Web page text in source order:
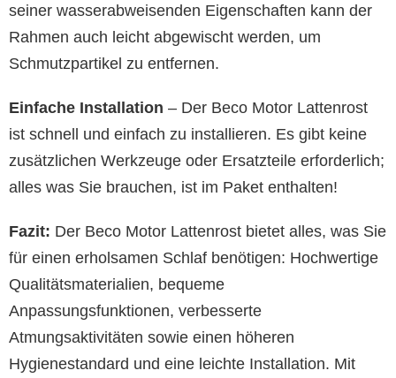
seiner wasserabweisenden Eigenschaften kann der
Rahmen auch leicht abgewischt werden, um
Schmutzpartikel zu entfernen.
Einfache Installation – Der Beco Motor Lattenrost
ist schnell und einfach zu installieren. Es gibt keine
zusätzlichen Werkzeuge oder Ersatzteile erforderlich;
alles was Sie brauchen, ist im Paket enthalten!
Fazit: Der Beco Motor Lattenrost bietet alles, was Sie
für einen erholsamen Schlaf benötigen: Hochwertige
Qualitätsmaterialien, bequeme
Anpassungsfunktionen, verbesserte
Atmungsaktivitäten sowie einen höheren
Hygienestandard und eine leichte Installation. Mit